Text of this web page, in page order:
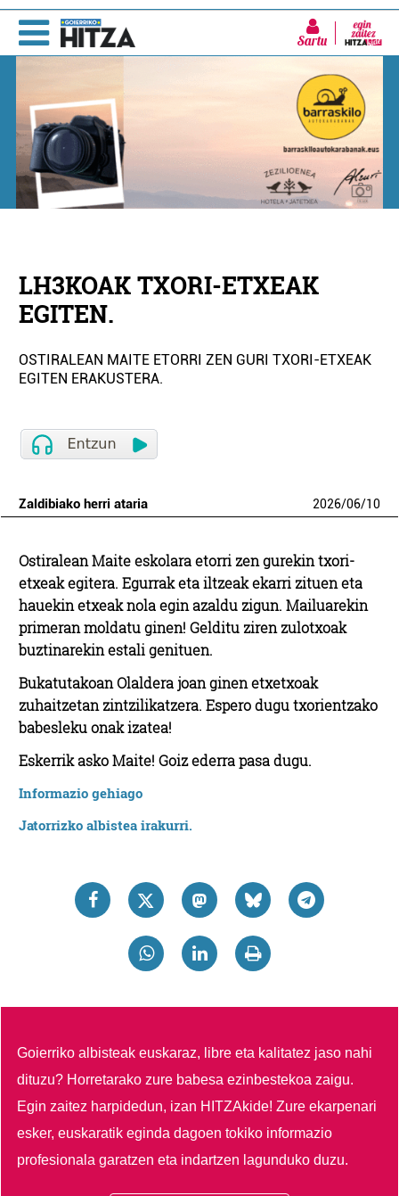
Sartu
LH3KOAK TXORI-ETXEAK
EGITEN.
OSTIRALEAN MAITE ETORRI ZEN GURI TXORI-ETXEAK
EGITEN ERAKUSTERA.
Zaldibiako herri ataria 2026/06/10
Ostiralean Maite eskolara etorri zen gurekin txori-
etxeak egitera. Egurrak eta iltzeak ekarri zituen eta
hauekin etxeak nola egin azaldu zigun. Mailuarekin
primeran moldatu ginen! Gelditu ziren zulotxoak
buztinarekin estali genituen.
Bukatutakoan Olaldera joan ginen etxetxoak
zuhaitzetan zintzilikatzera. Espero dugu txorientzako
babesleku onak izatea!
Eskerrik asko Maite! Goiz ederra pasa dugu.
Informazio gehiago
Jatorrizko albistea irakurri.
Goierriko albisteak euskaraz, libre eta kalitatez jaso nahi
dituzu? Horretarako zure babesa ezinbestekoa zaigu.
Egin zaitez harpidedun, izan HITZAkide!Zure ekarpenari
esker, euskaratik eginda dagoen tokiko informazio
profesionala garatzen eta indartzen lagunduko duzu.